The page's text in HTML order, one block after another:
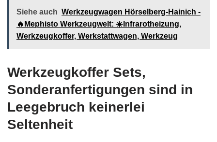
Siehe auch Werkzeugwagen Hörselberg-Hainich -
🔥Mephisto Werkzeugwelt: ☀️Infrarotheizung,
Werkzeugkoffer, Werkstattwagen, Werkzeug
Werkzeugkoffer Sets,
Sonderanfertigungen sind in
Leegebruch keinerlei
Seltenheit